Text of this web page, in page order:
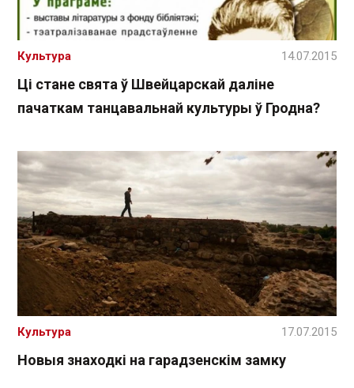
Ці стане свята ў Швейцарскай даліне
пачаткам танцавальнай культуры ў Гродна?
Культура 14.07.2015
Новыя знаходкі на гарадзенскім замку
Культура 17.07.2015